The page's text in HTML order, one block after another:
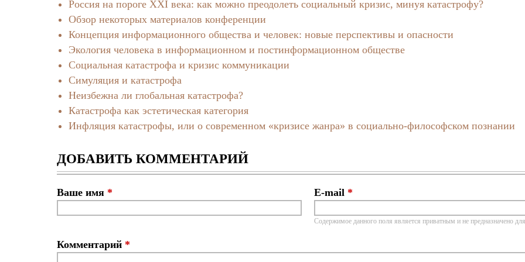
Россия на пороге XXI века: как можно преодолеть социальный кризис, минуя катастрофу?
Обзор некоторых материалов конференции
Концепция информационного общества и человек: новые перспективы и опасности
Экология человека в информационном и постинформационном обществе
Социальная катастрофа и кризис коммуникации
Симуляция и катастрофа
Неизбежна ли глобальная катастрофа?
Катастрофа как эстетическая категория
Инфляция катастрофы, или о современном «кризисе жанра» в социально-философском познании
ДОБАВИТЬ КОММЕНТАРИЙ
Ваше имя * E-mail *
Содержимое данного поля является приватным и не предназначено
Комментарий *